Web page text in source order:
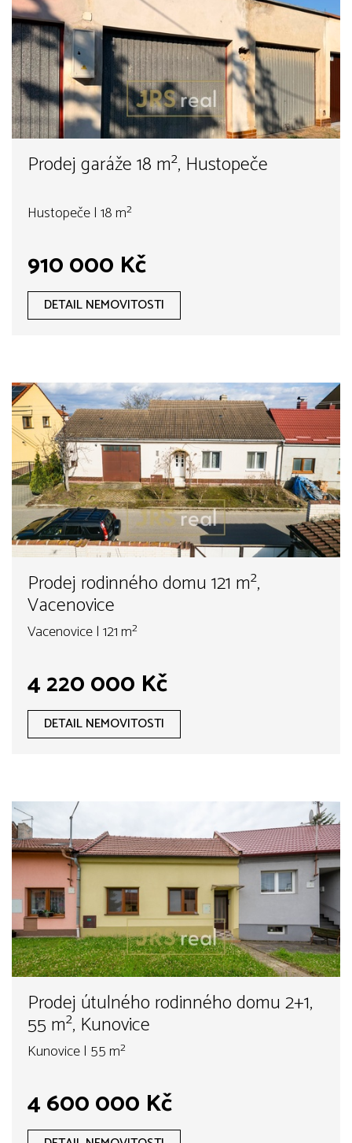
Prodej garáže 18 m², Hustopeče
Hustopeče | 18 m²
910 000 Kč
DETAIL NEMOVITOSTI
Prodej rodinného domu 121 m²,
Vacenovice
Vacenovice | 121 m²
4 220 000 Kč
DETAIL NEMOVITOSTI
Prodej útulného rodinného domu 2+1,
55 m², Kunovice
Kunovice | 55 m²
4 600 000 Kč